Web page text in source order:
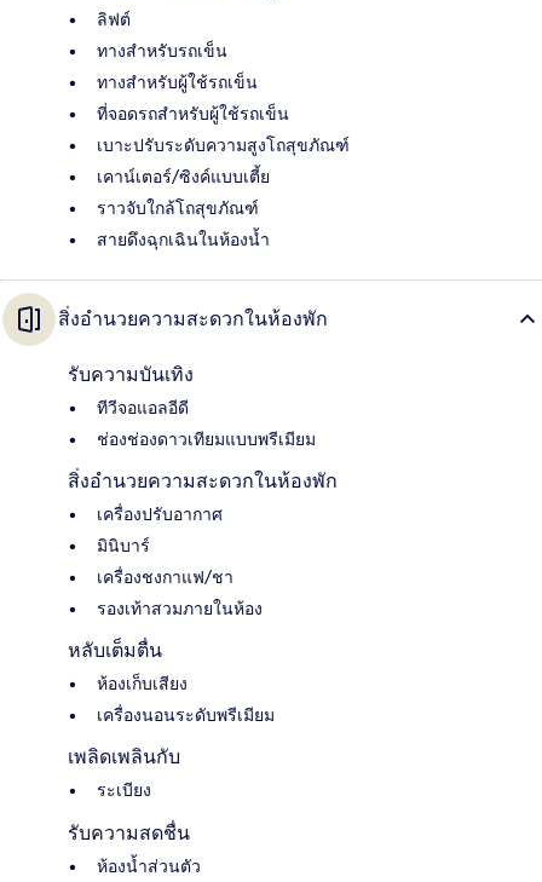
ลิฟต์
ทางสำหรับรถเข็น
ทางสำหรับผู้ใช้รถเข็น
ที่จอดรถสำหรับผู้ใช้รถเข็น
เบาะปรับระดับความสูงโถสุขภัณฑ์
เคาน์เตอร์/ซิงค์แบบเตี้ย
ราวจับใกล้โถสุขภัณฑ์
สายดึงฉุกเฉินในห้องน้ำ
สิ่งอำนวยความสะดวกในห้องพัก
รับความบันเทิง
ทีวีจอแอลอีดี
ช่องช่องดาวเทียมแบบพรีเมียม
สิ่งอำนวยความสะดวกในห้องพัก
เครื่องปรับอากาศ
มินิบาร์
เครื่องชงกาแฟ/ชา
รองเท้าสวมภายในห้อง
หลับเต็มตื่น
ห้องเก็บเสียง
เครื่องนอนระดับพรีเมียม
เพลิดเพลินกับ
ระเบียง
รับความสดชื่น
ห้องน้ำส่วนตัว